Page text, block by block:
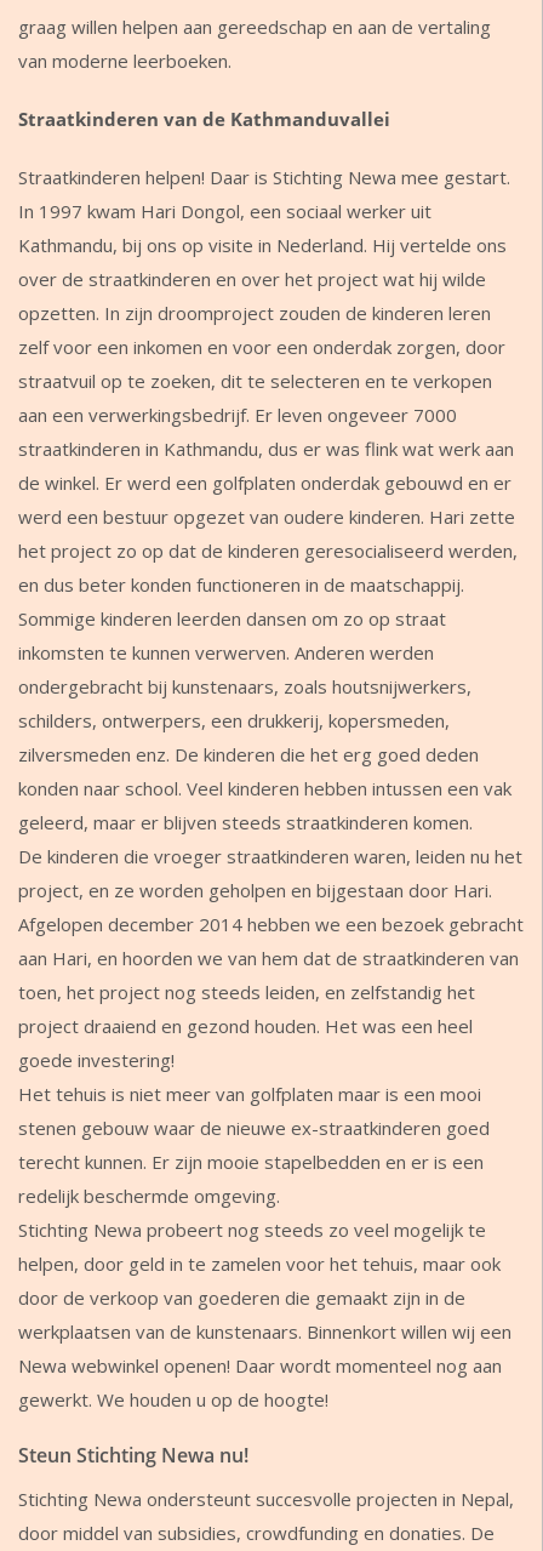
graag willen helpen aan gereedschap en aan de vertaling
van moderne leerboeken.
Straatkinderen van de Kathmanduvallei
Straatkinderen helpen! Daar is Stichting Newa mee gestart.
In 1997 kwam Hari Dongol, een sociaal werker uit
Kathmandu, bij ons op visite in Nederland. Hij vertelde ons
over de straatkinderen en over het project wat hij wilde
opzetten. In zijn droomproject zouden de kinderen leren
zelf voor een inkomen en voor een onderdak zorgen, door
straatvuil op te zoeken, dit te selecteren en te verkopen
aan een verwerkingsbedrijf. Er leven ongeveer 7000
straatkinderen in Kathmandu, dus er was flink wat werk aan
de winkel. Er werd een golfplaten onderdak gebouwd en er
werd een bestuur opgezet van oudere kinderen. Hari zette
het project zo op dat de kinderen geresocialiseerd werden,
en dus beter konden functioneren in de maatschappij.
Sommige kinderen leerden dansen om zo op straat
inkomsten te kunnen verwerven. Anderen werden
ondergebracht bij kunstenaars, zoals houtsnijwerkers,
schilders, ontwerpers, een drukkerij, kopersmeden,
zilversmeden enz. De kinderen die het erg goed deden
konden naar school. Veel kinderen hebben intussen een vak
geleerd, maar er blijven steeds straatkinderen komen.
De kinderen die vroeger straatkinderen waren, leiden nu het
project, en ze worden geholpen en bijgestaan door Hari.
Afgelopen december 2014 hebben we een bezoek gebracht
aan Hari, en hoorden we van hem dat de straatkinderen van
toen, het project nog steeds leiden, en zelfstandig het
project draaiend en gezond houden. Het was een heel
goede investering!
Het tehuis is niet meer van golfplaten maar is een mooi
stenen gebouw waar de nieuwe ex-straatkinderen goed
terecht kunnen. Er zijn mooie stapelbedden en er is een
redelijk beschermde omgeving.
Stichting Newa probeert nog steeds zo veel mogelijk te
helpen, door geld in te zamelen voor het tehuis, maar ook
door de verkoop van goederen die gemaakt zijn in de
werkplaatsen van de kunstenaars. Binnenkort willen wij een
Newa webwinkel openen! Daar wordt momenteel nog aan
gewerkt. We houden u op de hoogte!
Steun Stichting Newa nu!
Stichting Newa ondersteunt succesvolle projecten in Nepal,
door middel van subsidies, crowdfunding en donaties. De